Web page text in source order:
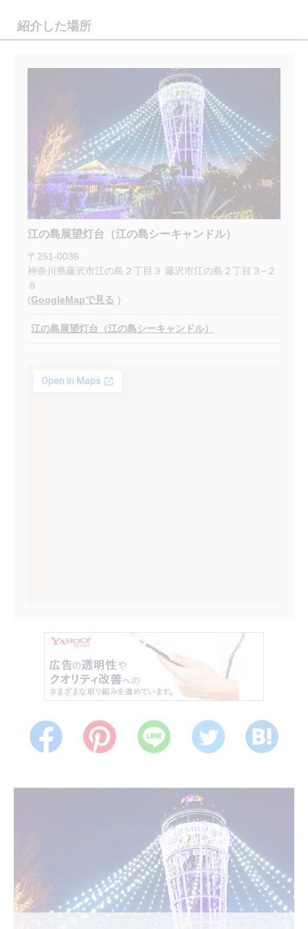
紹介した場所
江の島展望灯台（江の島シーキャンドル）
〒 251-0036
神奈川県藤沢市江の島２丁目３ 藤沢市江の島２丁目３−２
８
(GoogleMapで見る )
江の島展望灯台（江の島シーキャンドル）